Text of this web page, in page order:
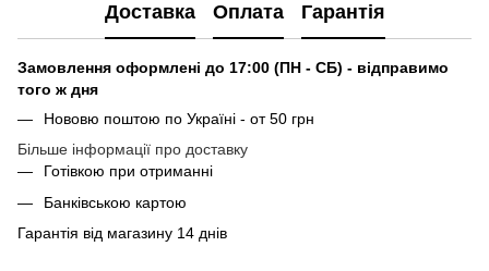
Доставка Оплата Гарантія
Замовлення оформлені до 17:00 (ПН - СБ) - відправимо
того ж дня
Нововю поштою по Україні - от 50 грн
Більше інформації про доставку
Готівкою при отриманні
Банківською картою
Гарантія від магазину 14 днів